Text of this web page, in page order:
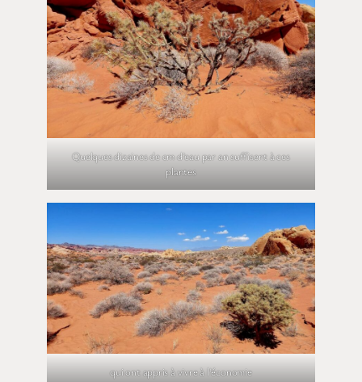
Quelques dizaines de cm d’eau par an suffisent à ces
plantes
qui ont appris à vivre à l’économie